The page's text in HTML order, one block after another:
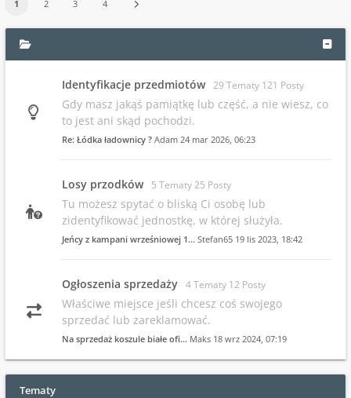
1 2 3 4
Identyfikacje przedmiotów 29 Tematy 121 Posty
Gdy masz jakąś pamiątkę lub część, a nie wiesz, co
to jest ani skąd pochodzi.
Re: Łódka ładownicy ? Adam 24 mar 2026, 06:23
Losy przodków 5 Tematy 25 Posty
Tu możesz spytać o bliską Ci osobę lub
zidentyfikować jednostkę, w której służyła.
Jeńcy z kampani wrześniowej 1… Stefan65 19 lis 2023, 18:42
Ogłoszenia sprzedaży 4 Tematy 12 Posty
Właściwe miejsce jeśli chcesz coś swojego
sprzedać lub zareklamować.
Na sprzedaż koszule białe ofi… Maks 18 wrz 2024, 07:19
Tematy